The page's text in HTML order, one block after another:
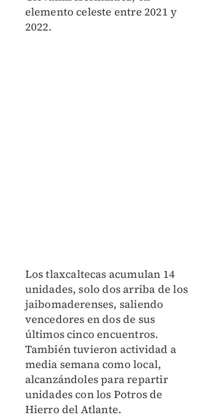
elemento celeste entre 2021 y
2022.
Los tlaxcaltecas acumulan 14
unidades, solo dos arriba de los
jaibomaderenses, saliendo
vencedores en dos de sus
últimos cinco encuentros.
También tuvieron actividad a
media semana como local,
alcanzándoles para repartir
unidades con los Potros de
Hierro del Atlante.